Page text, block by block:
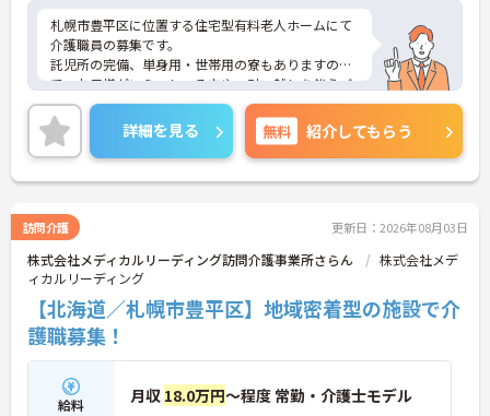
札幌市豊平区に位置する住宅型有料老人ホームにて
介護職員の募集です。
託児所の完備、単身用・世帯用の寮もありますの
で、お子様がいらっしゃる方や、引っ越しを伴うご
入職の方にもおすすめです！
ご興味のある方には、面接対策ポイントなど、さら
に詳細をお話しいたしますので、お気軽にご相談く
ださい。
詳細を見る 無料 紹介してもらう
訪問介護 更新日：2026年08月03日
株式会社メディカルリーディング訪問介護事業所さらん
株式会社メデ
ィカルリーディング
【北海道／札幌市豊平区】地域密着型の施設で介
護職募集！
給料 月収 18.0万円～程度 常勤・介護士モデル